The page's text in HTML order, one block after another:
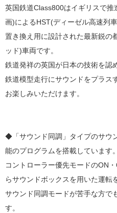
英国鉄道Class800はイギリスで
画)によるHST(ディーゼル高速列
置き換え用に設計された最新鋭の
ッド)車両です。
鉄道発祥の英国が日本の技術を認
鉄道模型走行にサウンドをプラス
お楽しみいただけます。
◆「サウンド同調」タイプのサウ
能のプログラムを搭載しています。
コントローラー優先モードのON
らサウンドボックスを用いた運転
サウンド同調モードが苦手な方で
す。